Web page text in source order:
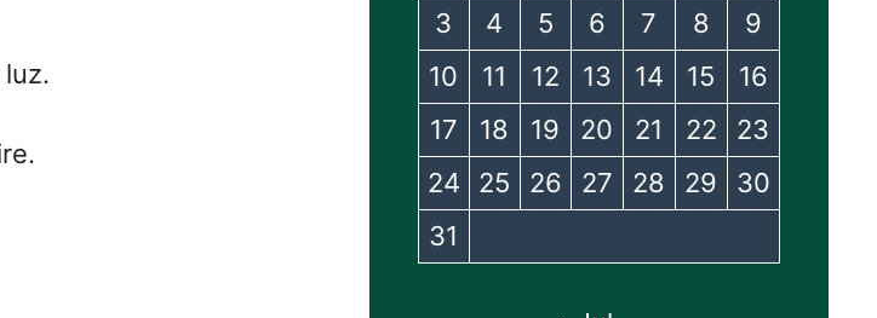
3
4 5 6 7 8
9
10
11 12 13 14 15
16
17
18 19 20 21 22
23
24
25 26 27 28 29
30
31